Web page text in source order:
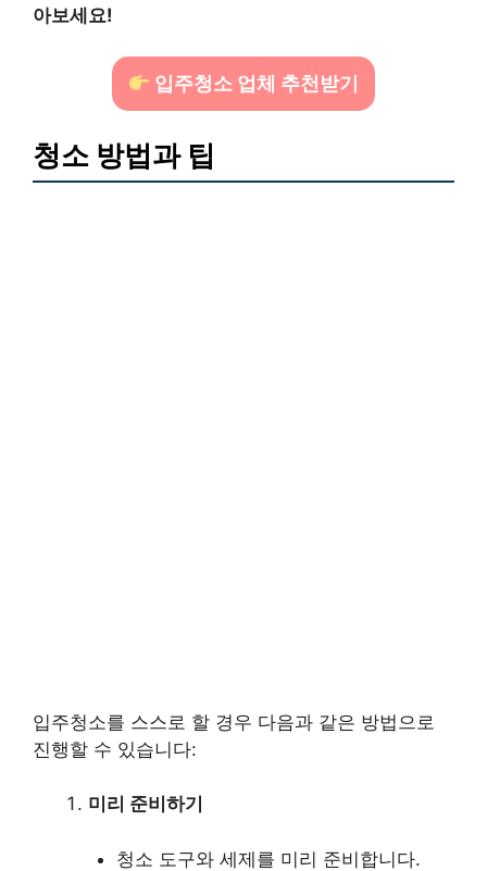
아보세요!
입주청소 업체 추천받기
청소 방법과 팁
입주청소를 스스로 할 경우 다음과 같은 방법으로
진행할 수 있습니다:
미리 준비하기
청소 도구와 세제를 미리 준비합니다.